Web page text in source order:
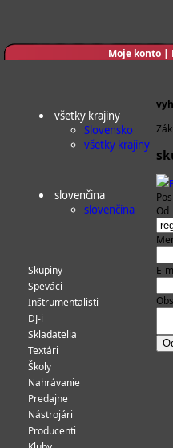
Moje konto |
všetky krajiny
Slovensko
všetky krajiny
slovenčina
slovenčina
Skupiny
Speváci
Inštrumentalisti
DJ-i
Skladatelia
Textári
Školy
Nahrávanie
Predajne
Nástrojári
Producenti
Od
E-